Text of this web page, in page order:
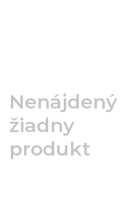
Nenájdený
žiadny
produkt